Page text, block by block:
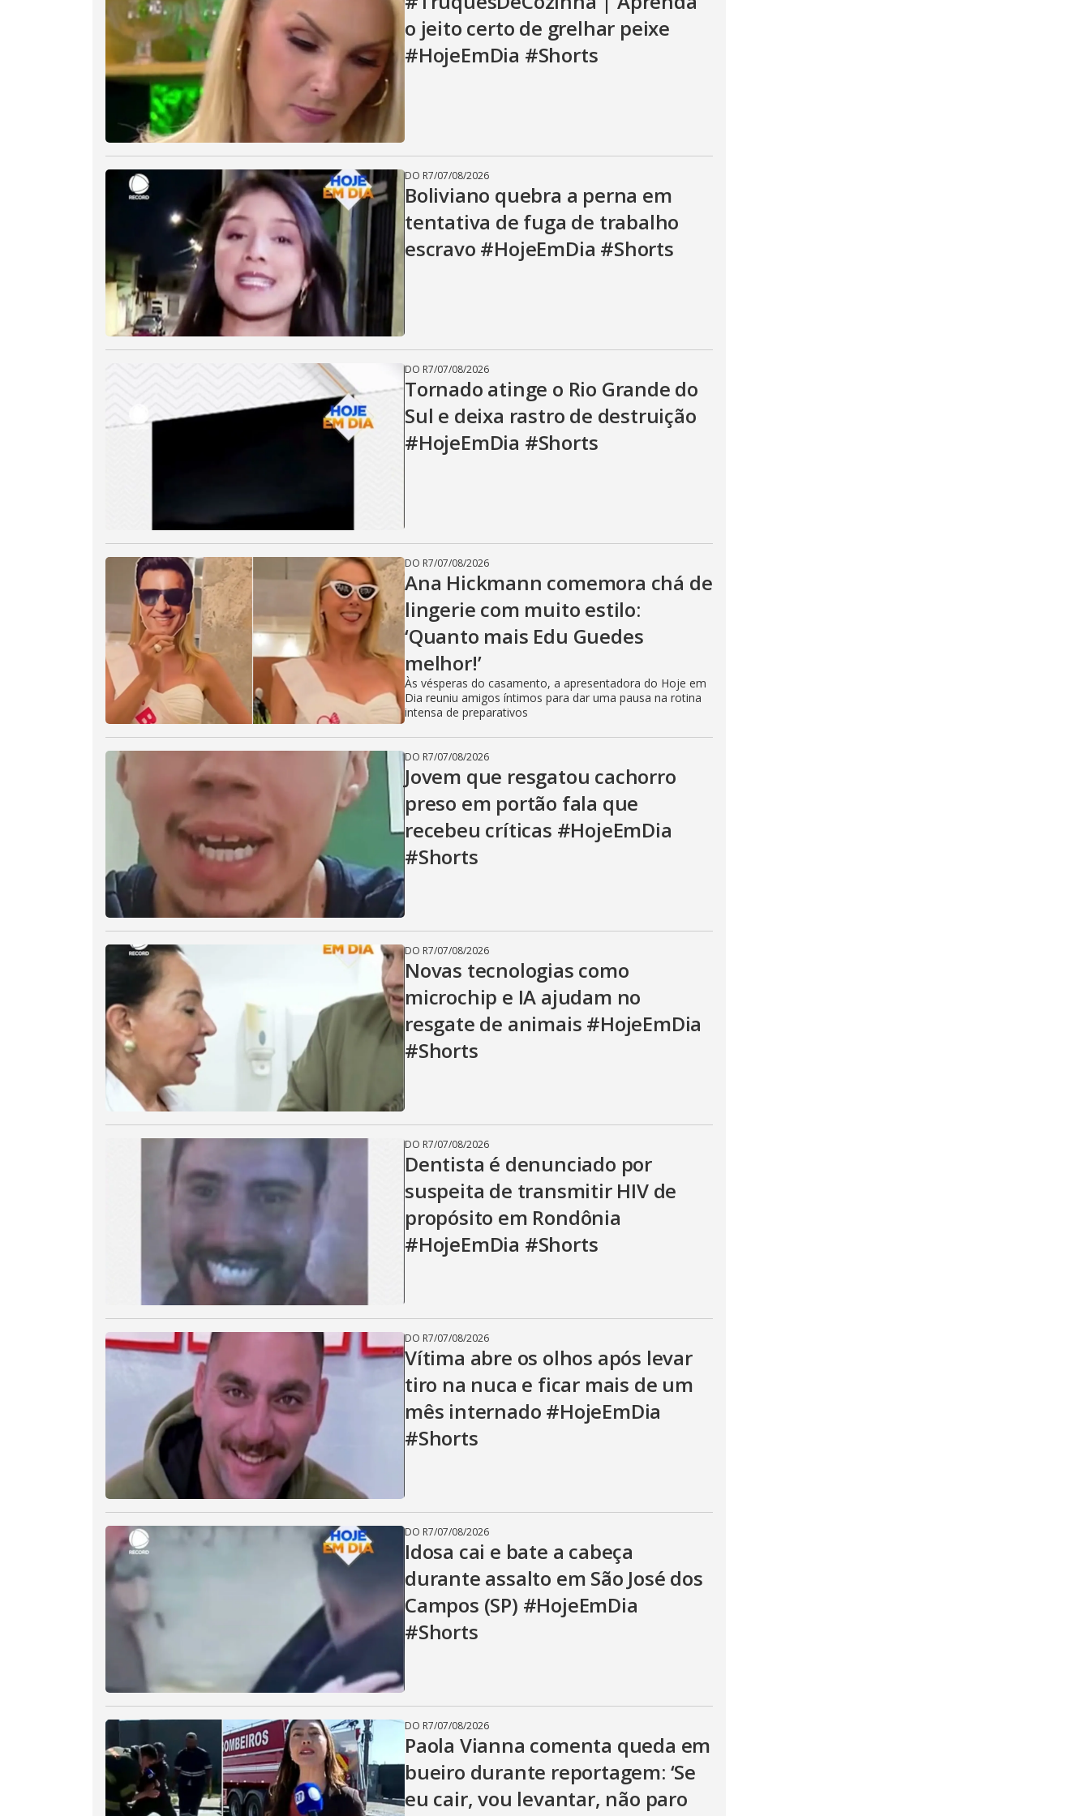
i
d
e
o
o jeito certo de grelhar peixe
#HojeEmDia #Shorts
DO R7/07/08/2026
Boliviano quebra a perna em
tentativa de fuga de trabalho
escravo #HojeEmDia #Shorts
DO R7/07/08/2026
Tornado atinge o Rio Grande do
Sul e deixa rastro de destruição
#HojeEmDia #Shorts
DO R7/07/08/2026
Ana Hickmann comemora chá de
lingerie com muito estilo:
‘Quanto mais Edu Guedes
melhor!’
Às vésperas do casamento, a apresentadora do Hoje em
Dia reuniu amigos íntimos para dar uma pausa na rotina
intensa de preparativos
DO R7/07/08/2026
Jovem que resgatou cachorro
preso em portão fala que
recebeu críticas #HojeEmDia
#Shorts
DO R7/07/08/2026
Novas tecnologias como
microchip e IA ajudam no
resgate de animais #HojeEmDia
#Shorts
DO R7/07/08/2026
Dentista é denunciado por
suspeita de transmitir HIV de
propósito em Rondônia
#HojeEmDia #Shorts
DO R7/07/08/2026
Vítima abre os olhos após levar
tiro na nuca e ficar mais de um
mês internado #HojeEmDia
#Shorts
DO R7/07/08/2026
Idosa cai e bate a cabeça
durante assalto em São José dos
Campos (SP) #HojeEmDia
#Shorts
DO R7/07/08/2026
Paola Vianna comenta queda em
bueiro durante reportagem: ‘Se
eu cair, vou levantar, não paro